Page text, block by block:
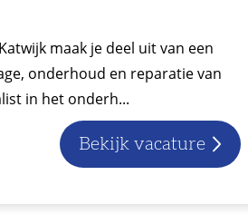
maak je deel uit van een
onderhoud en reparatie van
in het onderh...
Bekijk vacature